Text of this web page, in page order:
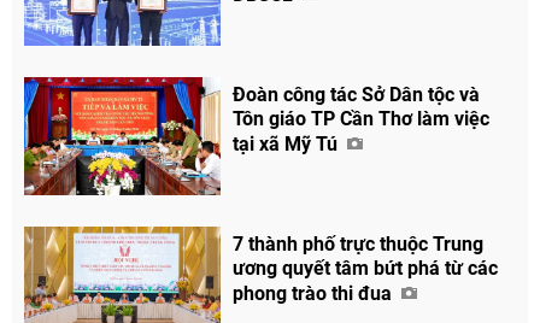
Đoàn công tác Sở Dân tộc và
Tôn giáo TP Cần Thơ làm việc
tại xã Mỹ Tú
7 thành phố trực thuộc Trung
ương quyết tâm bứt phá từ các
phong trào thi đua